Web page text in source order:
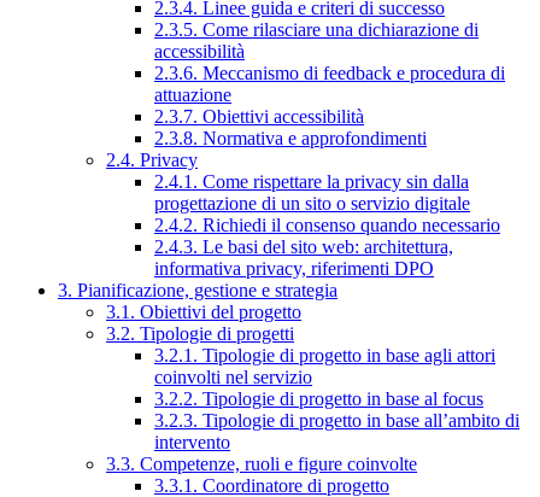
2.3.4. Linee guida e criteri di successo
2.3.5. Come rilasciare una dichiarazione di
accessibilità
2.3.6. Meccanismo di feedback e procedura di
attuazione
2.3.7. Obiettivi accessibilità
2.3.8. Normativa e approfondimenti
2.4. Privacy
2.4.1. Come rispettare la privacy sin dalla
progettazione di un sito o servizio digitale
2.4.2. Richiedi il consenso quando necessario
2.4.3. Le basi del sito web: architettura,
informativa privacy, riferimenti DPO
3. Pianificazione, gestione e strategia
3.1. Obiettivi del progetto
3.2. Tipologie di progetti
3.2.1. Tipologie di progetto in base agli attori
coinvolti nel servizio
3.2.2. Tipologie di progetto in base al focus
3.2.3. Tipologie di progetto in base all’ambito di
intervento
3.3. Competenze, ruoli e figure coinvolte
3.3.1. Coordinatore di progetto